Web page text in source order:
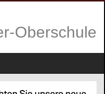
Oberschule